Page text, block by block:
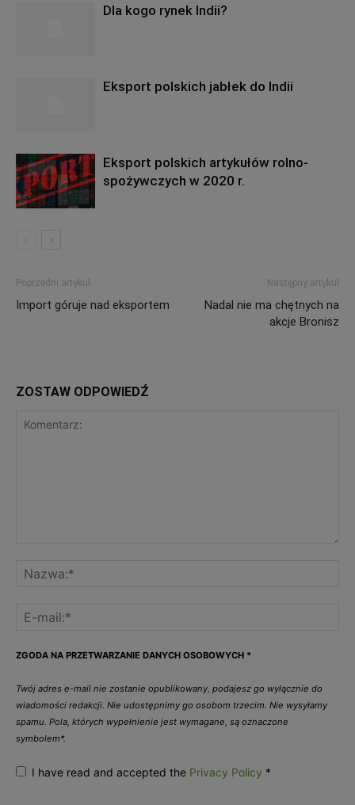
Dla kogo rynek Indii?
Eksport polskich jabłek do Indii
Eksport polskich artykułów rolno-
spożywczych w 2020 r.
Poprzedni artykuł
Import góruje nad eksportem
Następny artykuł
Nadal nie ma chętnych na
akcje Bronisz
ZOSTAW ODPOWIEDŹ
ZGODA NA PRZETWARZANIE DANYCH OSOBOWYCH *
Twój adres e-mail nie zostanie opublikowany, podajesz go wyłącznie do
wiadomości redakcji. Nie udostępnimy go osobom trzecim. Nie wysyłamy
spamu. Pola, których wypełnienie jest wymagane, są oznaczone
symbolem*.
I have read and accepted the Privacy Policy *